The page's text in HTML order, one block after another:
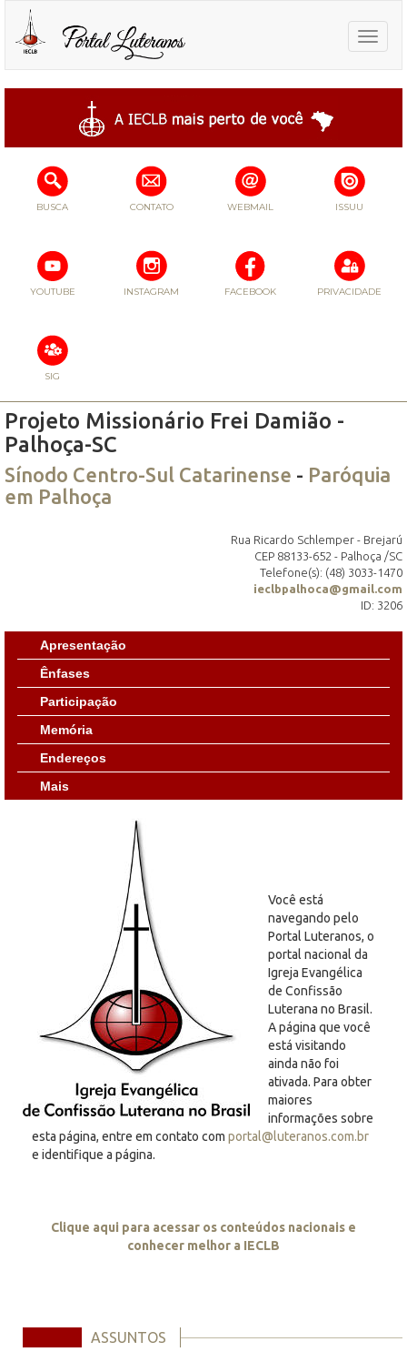
Toggle
BUSCA CONTATO WEBMAIL ISSUU
YOUTUBE INSTAGRAM FACEBOOK PRIVACIDADE
SIG
Projeto Missionário Frei Damião -
Palhoça-SC
Sínodo Centro-Sul Catarinense - Paróquia
em Palhoça
Rua Ricardo Schlemper - Brejarú
CEP 88133-652 - Palhoça /SC
Telefone(s): (48) 3033-1470
ieclbpalhoca@gmail.com
ID: 3206
Apresentação
Ênfases
Participação
Memória
Endereços
Mais
Você está
navegando pelo
Portal Luteranos, o
portal nacional da
Igreja Evangélica
de Confissão
Luterana no Brasil.
A página que você
está visitando
ainda não foi
ativada. Para obter
maiores
informações sobre
esta página, entre em contato com portal@luteranos.com.br
e identifique a página.
Clique aqui para acessar os conteúdos nacionais e
conhecer melhor a IECLB
ASSUNTOS